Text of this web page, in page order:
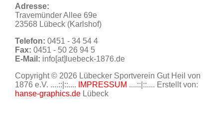
Adresse:
Travemünder Allee 69e
23568 Lübeck (Karlshof)
Telefon: 0451 - 34 54 4
Fax: 0451 - 50 26 94 5
E-Mail: info[at]luebeck-1876.de
Copyright © 2026 Lübecker Sportverein Gut Heil von
1876 e.V. ....::|::....
IMPRESSUM ....::|::.... Erstellt von:
hanse-graphics.de Lübeck